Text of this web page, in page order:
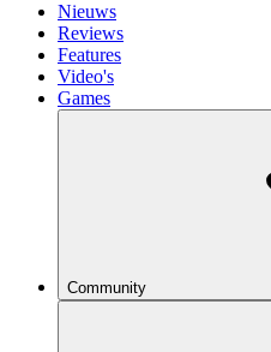
Nieuws
Reviews
Features
Video's
Games
Community